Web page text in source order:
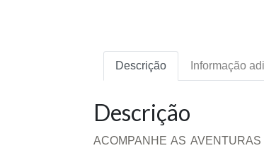
Descrição Informação
Descrição
ACOMPANHE AS